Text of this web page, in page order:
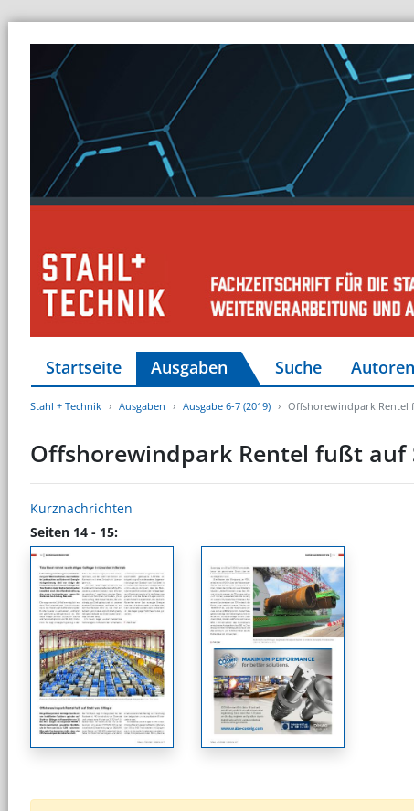
Startseite Ausgaben Suche Autoren
Stahl + Technik Ausgaben Ausgabe 6-7 (2019) Offshorewindpark Rentel
Offshorewindpark Rentel fußt auf
Kurznachrichten
Seiten 14 - 15: